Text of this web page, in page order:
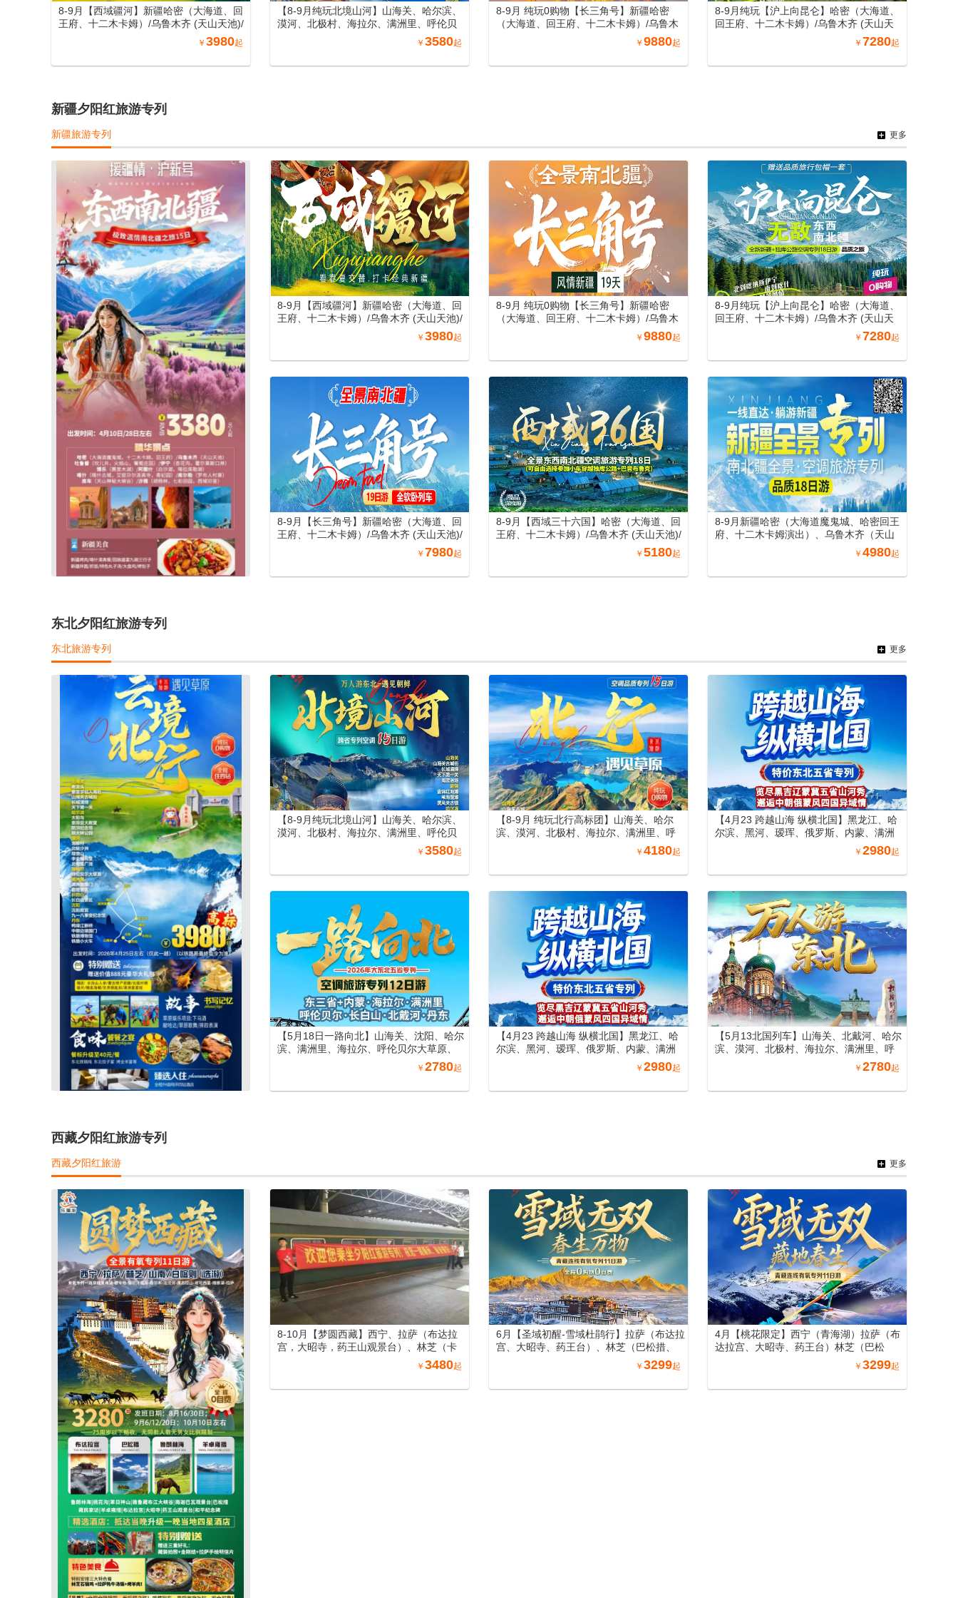
8-9月【西域疆河】新疆哈密（大海道、回
王府、十二木卡姆）/乌鲁木齐 (天山天池)/
吐鲁番 (坎儿井、火焰山、葡萄庄园)/北屯
（喀纳斯、禾木、五彩滩）/博州 (赛里木
库勒湖）喀什（喀什老城、艾提尕尔清真
寺、香妃园) /兰州（黄河母亲雕塑、水车博
门、洛阳洛邑古城）南北疆空调专列19日
游
￥ 3980起
【8-9月纯玩北境山河】山海关、哈尔滨、
漠河、北极村、海拉尔、满洲里、呼伦贝
尔大草原、长白山、沈阳、丹东万人游东
￥ 3580起
8-9月 纯玩0购物【长三角号】新疆哈密
（大海道、回王府、十二木卡姆）/乌鲁木
齐 (天山天池)/吐鲁番 (坎儿井、火焰山、葡
萄庄园)/北屯（喀纳斯、禾木、五彩滩）/博
洛阳洛邑古城）南北疆空调专列19日游
￥ 9880起
8-9月纯玩【沪上向昆仑】哈密（大海道、
回王府、十二木卡姆）/乌鲁木齐 (天山天
池)/吐鲁番 (坎儿井、火焰山、葡萄庄园)/北
屯（喀纳斯、禾木、五彩滩）/博州 (赛里木
北疆空调专列18日游（纯玩0购物，可自由
选择穿越独库公路中南段+巴音布鲁克）
￥ 7280起
新疆夕阳红旅游专列
新疆旅游专列 更多
8-9月【西域疆河】新疆哈密（大海道、回
王府、十二木卡姆）/乌鲁木齐 (天山天池)/
吐鲁番 (坎儿井、火焰山、葡萄庄园)/北屯
（喀纳斯、禾木、五彩滩）/博州 (赛里木
大馕城、杏花之约)/阿图什(白沙山、卡拉
库勒湖）喀什（喀什老城、艾提尕尔清真
寺、香妃园) /兰州（黄河母亲雕塑、水车博
览园、水墨丹霞旅游景区）/郑州（丽景
门、洛阳洛邑古城）南北疆空调专列19日
￥ 3980起
8-9月 纯玩0购物【长三角号】新疆哈密
（大海道、回王府、十二木卡姆）/乌鲁木
齐 (天山天池)/吐鲁番 (坎儿井、火焰山、葡
萄庄园)/北屯（喀纳斯、禾木、五彩滩）/博
(天山神秘大峡谷、库车王府、库车大馕
城、杏花之约)/阿图什(白沙山、卡拉库勒
湖）喀什（喀什老城、艾提尕尔清真寺、
香妃园) /兰州（黄河母亲雕塑、水车博览
园、水墨丹霞旅游景区）郑州（丽景门、
洛阳洛邑古城）南北疆空调专列19日游
￥ 9880起
8-9月纯玩【沪上向昆仑】哈密（大海道、
回王府、十二木卡姆）/乌鲁木齐 (天山天
池)/吐鲁番 (坎儿井、火焰山、葡萄庄园)/北
屯（喀纳斯、禾木、五彩滩）/博州 (赛里木
（沙雅胡杨林、七彩田园）/阿图什(白沙
山、卡拉库勒湖）喀什（喀什老城、艾提
尕尔清真寺、香妃园) /兰州（黄河母亲雕
塑、水车博览园、水墨丹霞旅游景区）南
北疆空调专列18日游（纯玩0购物，可自由
选择穿越独库公路中南段+巴音布鲁克）
￥ 7280起
8-9月【长三角号】新疆哈密（大海道、回
王府、十二木卡姆）/乌鲁木齐 (天山天池)/
吐鲁番 (坎儿井、火焰山、葡萄庄园)/北屯
（喀纳斯、禾木、五彩滩）/博州 (赛里木
北疆空调专列19日游
￥ 7980起
8-9月【西域三十六国】哈密（大海道、回
王府、十二木卡姆）/乌鲁木齐 (天山天池)/
吐鲁番 (坎儿井、火焰山、葡萄庄园)/北屯
（喀纳斯、禾木、五彩滩）/博州 (赛里木
公路中南段+巴音布鲁克）
￥ 5180起
8-9月新疆哈密（大海道魔鬼城、哈密回王
府、十二木卡姆演出）、乌鲁木齐（天山
天池、国际大巴扎）吐鲁番（艾丁湖、葡
萄庄园、坎儿井、火焰山、）、喀纳斯
南段、库车王府）、库尔勒（博斯腾湖、
罗布人村寨、塔克拉玛干沙漠）兰州空调
旅游专列18日游
￥ 4980起
东北夕阳红旅游专列
东北旅游专列 更多
【8-9月纯玩北境山河】山海关、哈尔滨、
漠河、北极村、海拉尔、满洲里、呼伦贝
尔大草原、长白山、沈阳、丹东万人游东
￥ 3580起
【8-9月 纯玩北行高标团】山海关、哈尔
滨、漠河、北极村、海拉尔、满洲里、呼
伦贝尔大草原、长白山、沈阳、丹东万人
游东北空调专列15日游（纯玩0购物）
￥ 4180起
【4月23 跨越山海 纵横北国】黑龙江、哈
尔滨、黑河、瑷珲、俄罗斯、内蒙、满洲
里、海拉尔、吉林、沈阳、丹东、山海关
￥ 2980起
【5月18日一路向北】山海关、沈阳、哈尔
滨、满洲里、海拉尔、呼伦贝尔大草原、
长白山、长白天池大东北全景空调旅游专
￥ 2780起
【4月23 跨越山海 纵横北国】黑龙江、哈
尔滨、黑河、瑷珲、俄罗斯、内蒙、满洲
里、海拉尔、吉林、沈阳、丹东、山海关
￥ 2980起
【5月13北国列车】山海关、北戴河、哈尔
滨、漠河、北极村、海拉尔、满洲里、呼
伦贝尔大草原、长白山、沈阳、丹东万人
￥ 2780起
西藏夕阳红旅游专列
西藏夕阳红旅游 更多
8-10月【梦圆西藏】西宁、拉萨（布达拉
宫，大昭寺，药王山观景台）、林芝（卡
定沟、巴松措、鲁朗林海、雅鲁藏布江大
峡谷、苯日神山）、山南（羊卓雍措）11
￥ 3480起
6月【圣域初醒-雪域杜鹃行】拉萨（布达拉
宫、大昭寺、药王台）、林芝（巴松措、
雅尼湿地、雅鲁藏布大峡谷、色季拉山
口、鲁朗林海）、山南（羊卓雍措）有氧
￥ 3299起
4月【桃花限定】西宁（青海湖）拉萨（布
达拉宫、大昭寺、药王台）林芝（巴松
措、雅尼湿地、雅鲁藏布大峡谷、桃花
沟）山南（羊卓雍措）双卧12日游
￥ 3299起